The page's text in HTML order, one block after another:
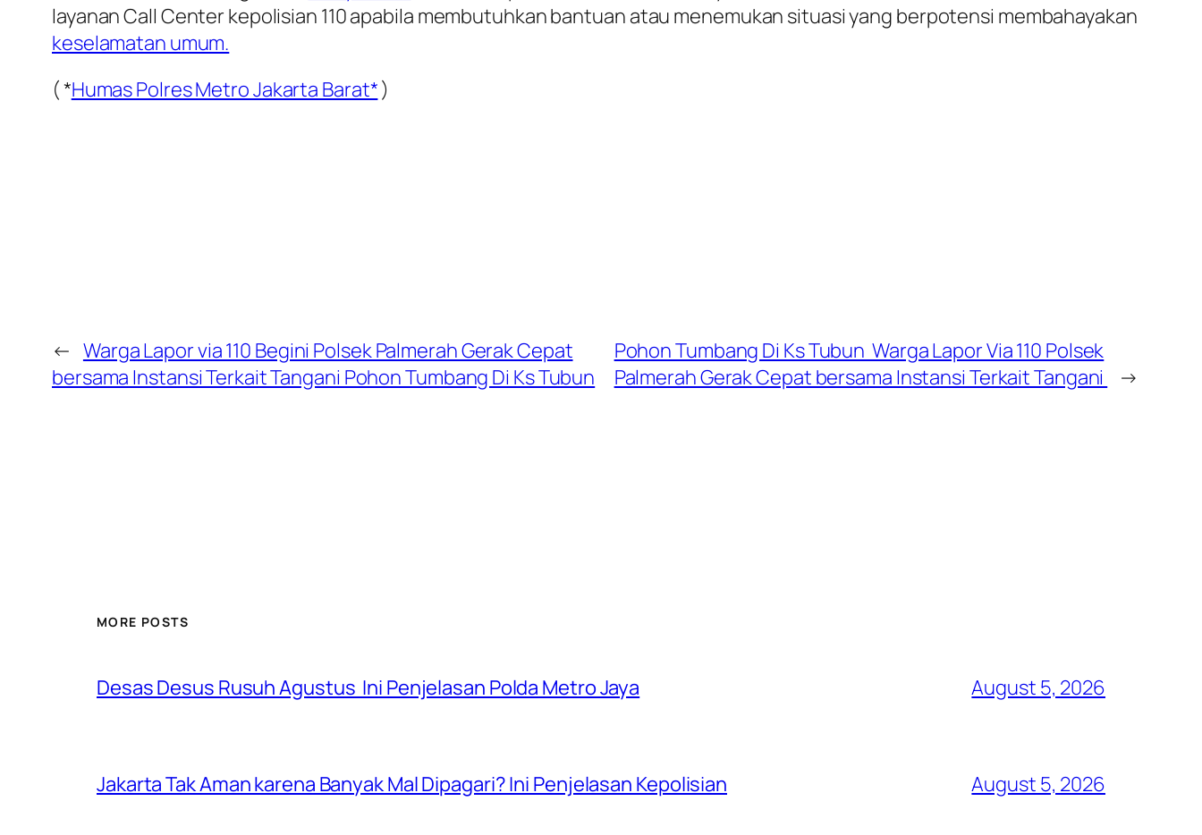
layanan Call Center kepolisian 110 apabila membutuhkan bantuan atau menemukan situasi yang berpotensi membahayakan
keselamatan umum.
( *Humas Polres Metro Jakarta Barat*)
← Warga Lapor via 110 Begini Polsek Palmerah Gerak Cepat
bersama Instansi Terkait Tangani Pohon Tumbang Di Ks Tubun
Pohon Tumbang Di Ks Tubun Warga Lapor Via 110 Polsek
Palmerah Gerak Cepat bersama Instansi Terkait Tangani
→
MORE POSTS
Desas Desus Rusuh Agustus Ini Penjelasan Polda Metro Jaya August 5, 2026
Jakarta Tak Aman karena Banyak Mal Dipagari? Ini Penjelasan Kepolisian August 5, 2026